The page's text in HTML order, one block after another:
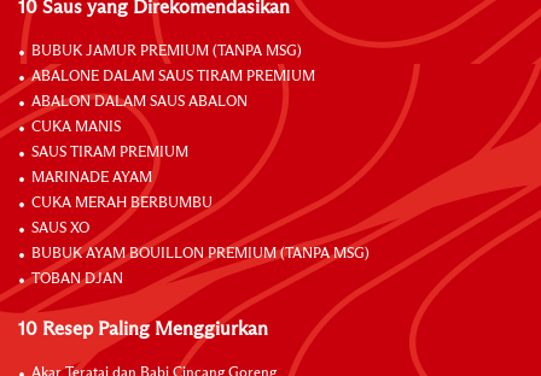
10 Saus yang Direkomendasikan
BUBUK JAMUR PREMIUM (TANPA MSG)
ABALONE DALAM SAUS TIRAM PREMIUM
ABALON DALAM SAUS ABALON
CUKA MANIS
SAUS TIRAM PREMIUM
MARINADE AYAM
CUKA MERAH BERBUMBU
SAUS XO
BUBUK AYAM BOUILLON PREMIUM (TANPA MSG)
TOBAN DJAN
10 Resep Paling Menggiurkan